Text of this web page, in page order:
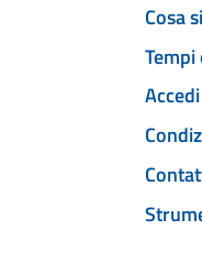
Cosa
Tempi